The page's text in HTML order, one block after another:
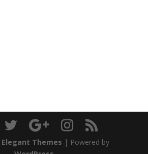
Elegant Themes | Powered by